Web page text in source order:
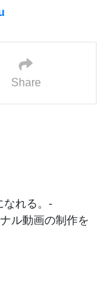
Share
なれる。-
ル動画の制作を